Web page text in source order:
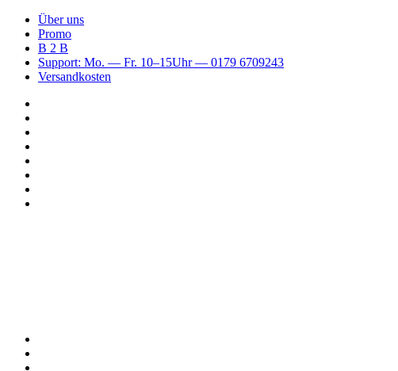
Über uns
Promo
B 2 B
Support: Mo. — Fr. 10–15Uhr — 0179 6709243
Versandkosten